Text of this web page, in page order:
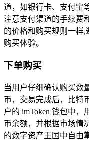
道，如银行卡、支付宝
注意支付渠道的手续费
的价格和购买规则一样,
购买体验。
下单购买
当用户仔细确认购买数
币，交易完成后，比特
户的 imToken 钱包中
币余额，并根据市场情
的数字资产王国中自由